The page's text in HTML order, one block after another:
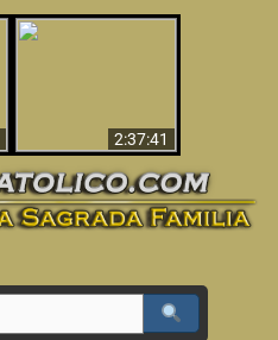
2:37:41